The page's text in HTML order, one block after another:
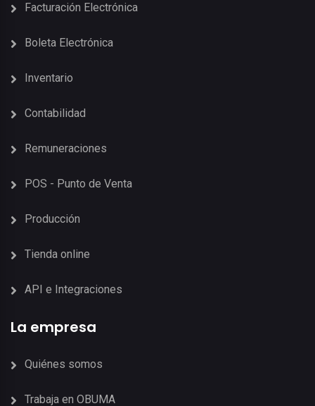
Facturación Electrónica
Boleta Electrónica
Inventario
Contabilidad
Remuneraciones
POS - Punto de Venta
Producción
Tienda online
API e Integraciones
La empresa
Quiénes somos
Trabaja en OBUMA